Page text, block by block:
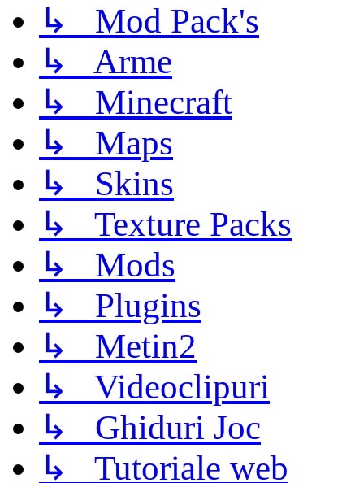
↳ Mod Pack's
↳ Arme
↳ Minecraft
↳ Maps
↳ Skins
↳ Texture Packs
↳ Mods
↳ Plugins
↳ Metin2
↳ Videoclipuri
↳ Ghiduri Joc
↳ Tutoriale web